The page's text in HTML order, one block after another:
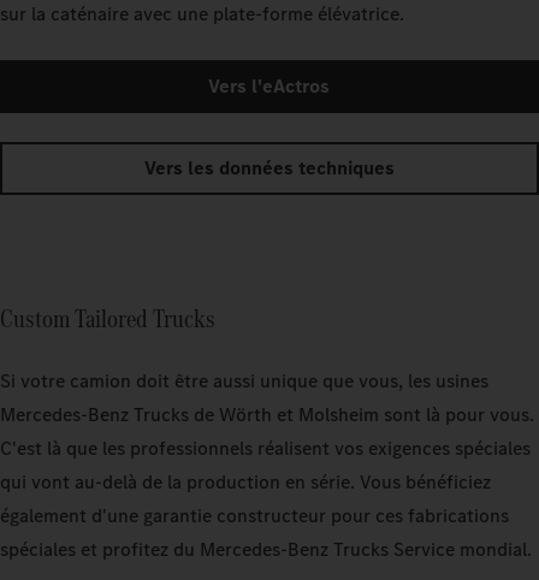
sur la caténaire avec une plate-forme élévatrice.
Vers l'eActros
Vers les données techniques
Custom Tailored Trucks
Si votre camion doit être aussi unique que vous, les usines
Mercedes‑Benz Trucks de Wörth et Molsheim sont là pour vous.
C'est là que les professionnels réalisent vos exigences spéciales
qui vont au-delà de la production en série. Vous bénéficiez
également d'une garantie constructeur pour ces fabrications
spéciales et profitez du Mercedes‑Benz Trucks Service mondial.